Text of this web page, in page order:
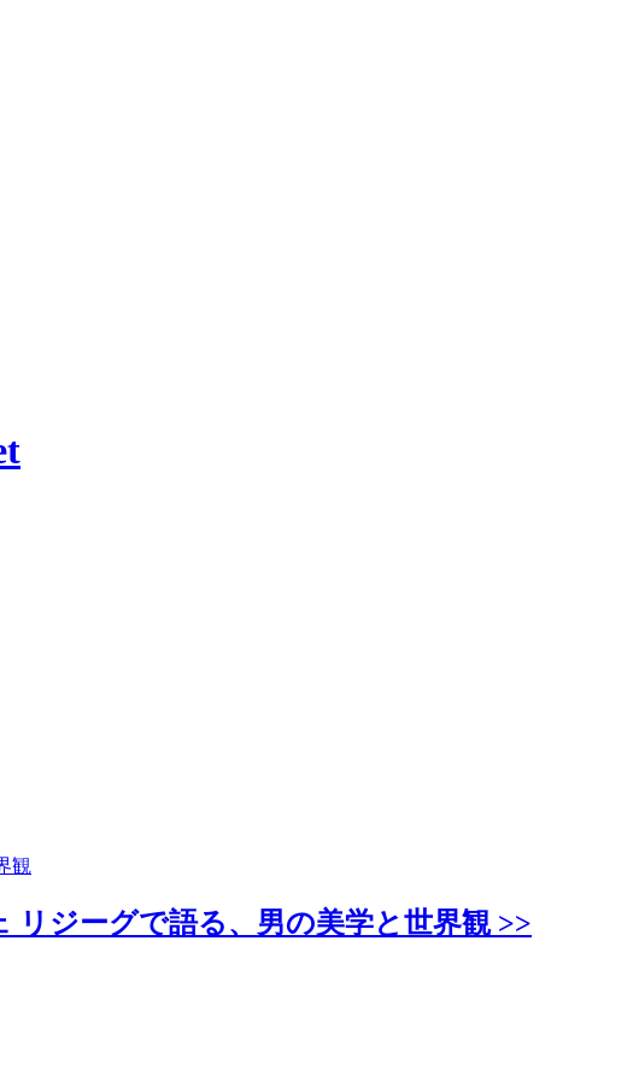
観
リジーグで語る、男の美学と世界観 >>